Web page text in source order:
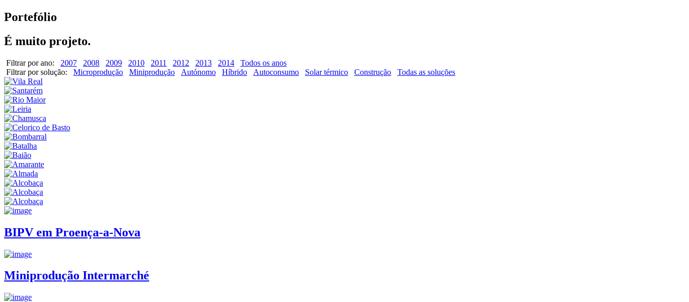
Portefólio
É muito projeto.
Filtrar por ano: 2007 2008 2009 2010 2011 2012 2013 2014
Todos os anos
Filtrar por solução: Microprodução Miniprodução Autónomo Híbrido Autoconsumo Solar térmico Construção Todas as soluções
BIPV em Proença-a-Nova
Miniprodução Intermarché